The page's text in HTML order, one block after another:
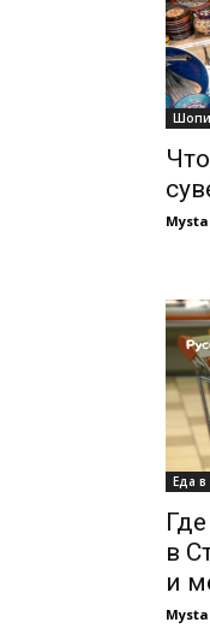
Еда в
в
и